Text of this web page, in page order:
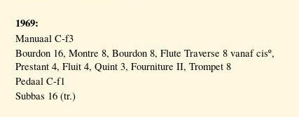
1969:
Manuaal C-f3
Bourdon 16, Montre 8, Bourdon 8, Flute Traverse 8 vanaf cisº,
Prestant 4, Fluit 4, Quint 3, Fourniture II, Trompet 8
Pedaal C-f1
Subbas 16 (tr.)